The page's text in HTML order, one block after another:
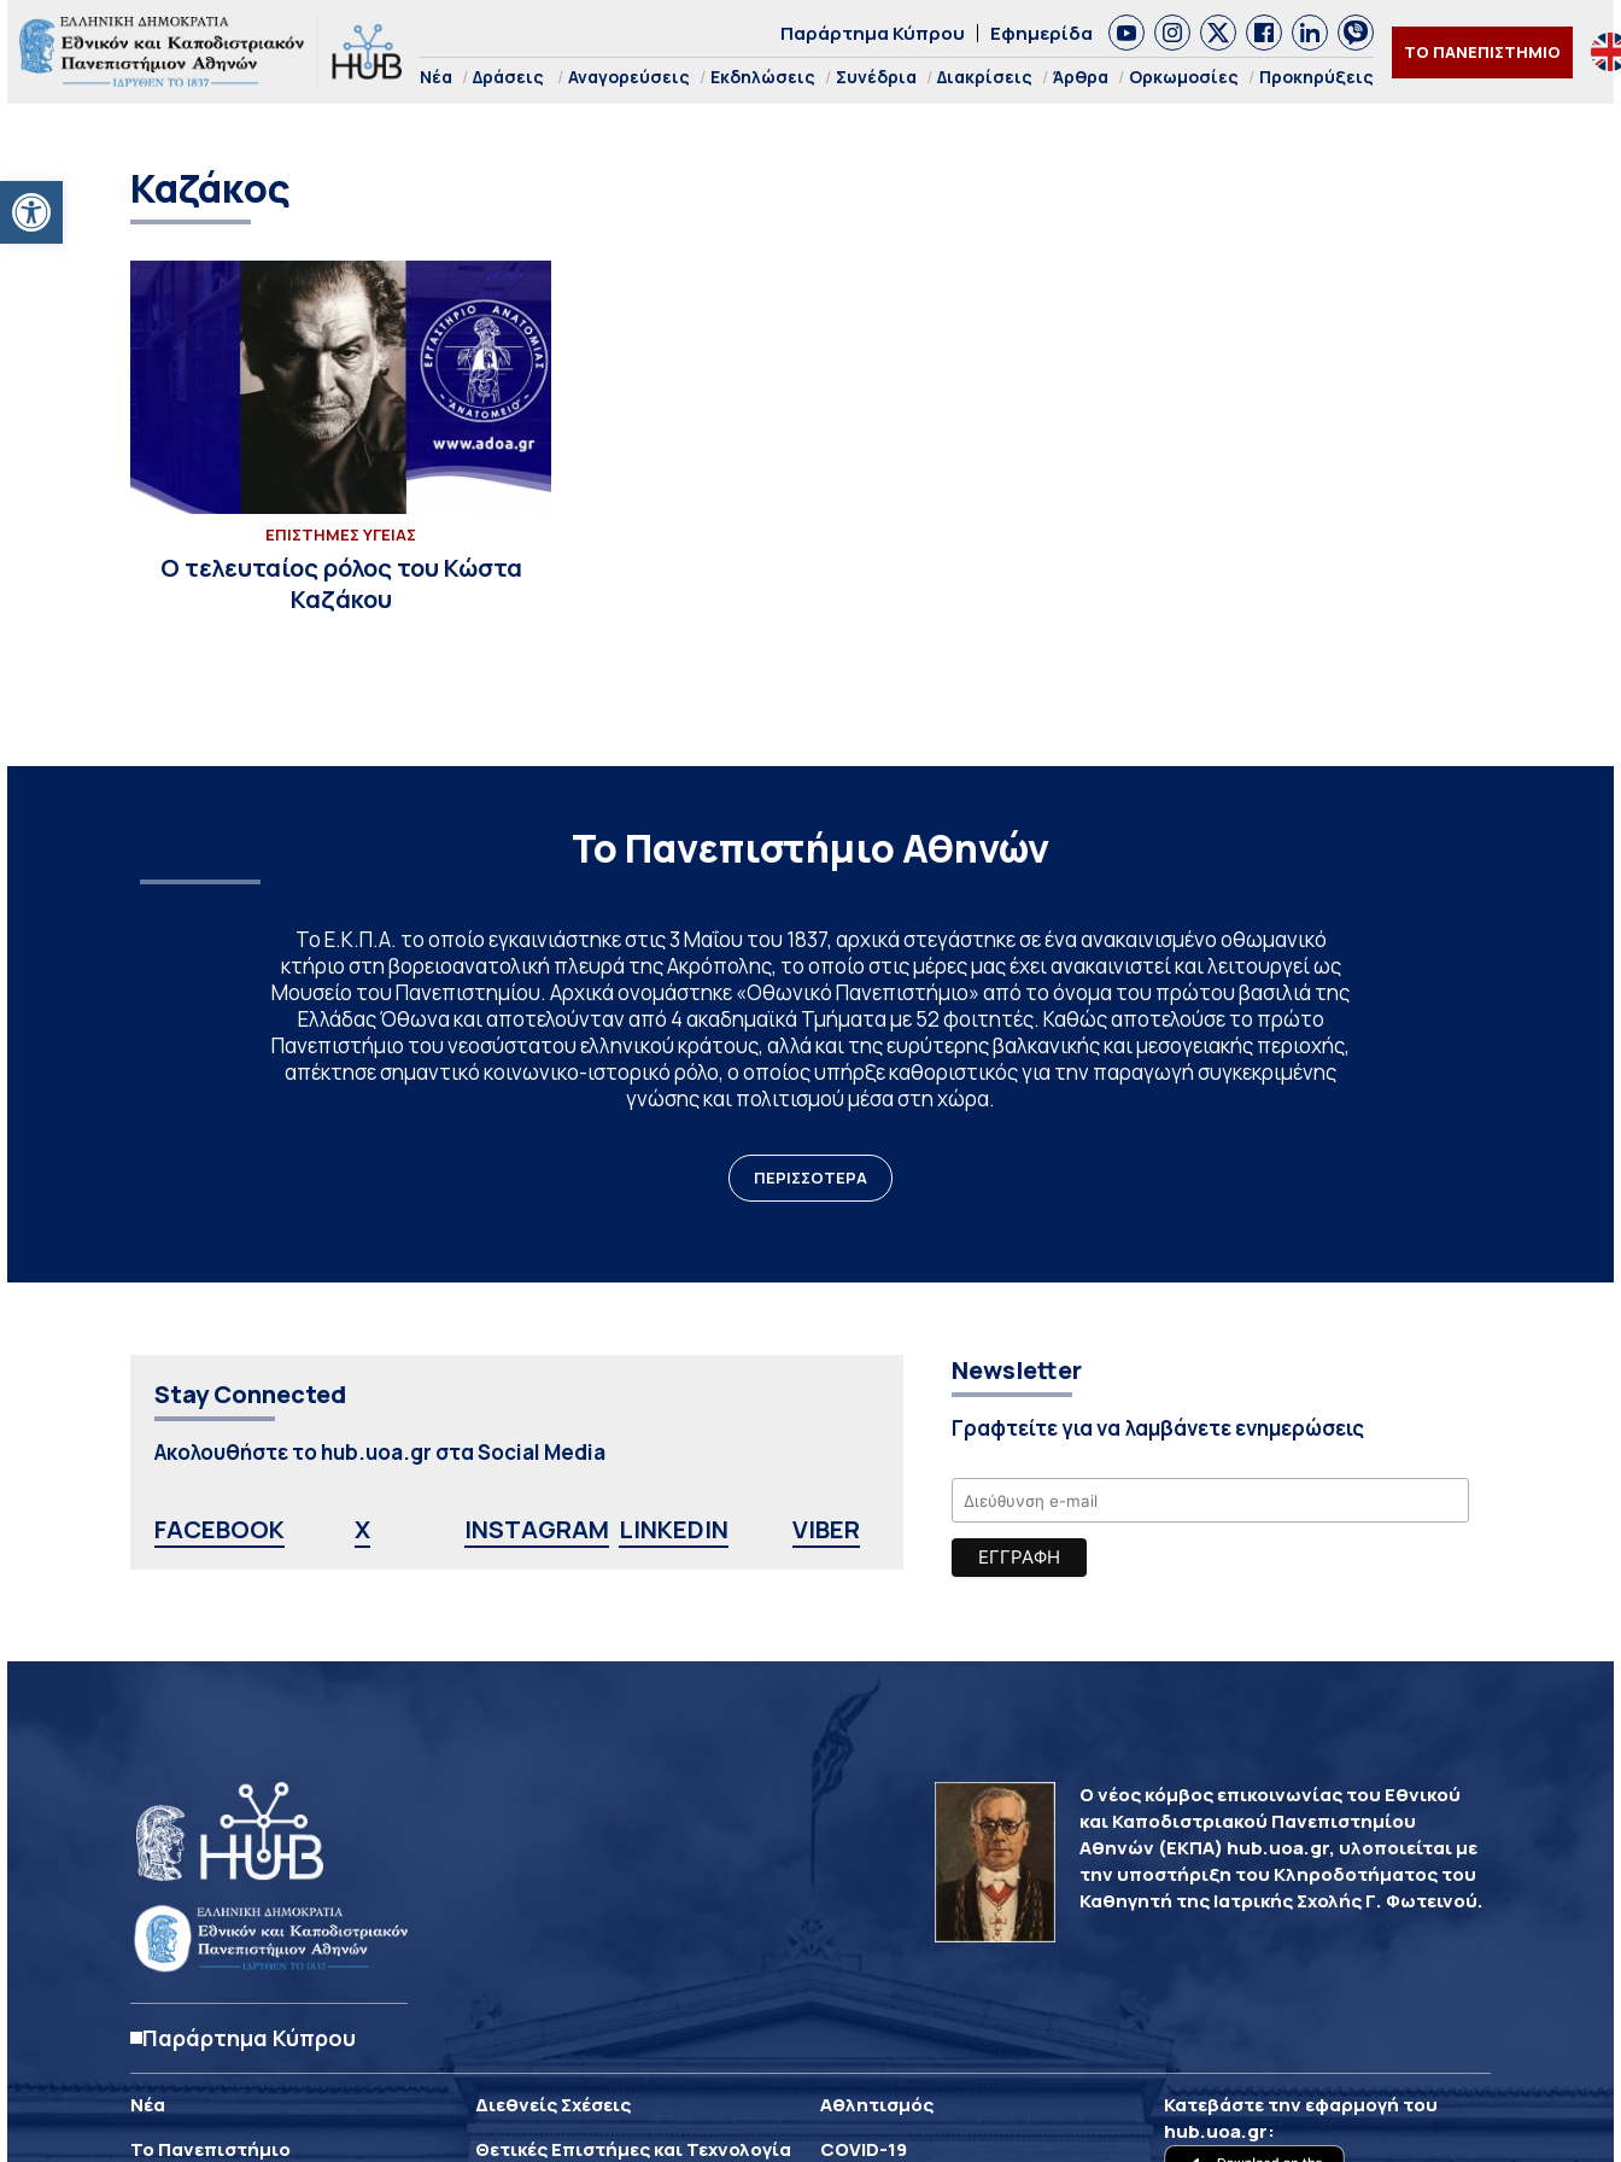
Ανοίξτε τη γραμμή εργαλείων
Παράρτημα Κύπρου Εφημερίδα
Νέα Δράσεις Αναγορεύσεις Εκδηλώσεις Συνέδρια Διακρίσεις Άρθρα Ορκωμοσίες Προκηρύξεις
ΤΟ ΠΑΝΕΠΙΣΤΗΜΙΟ
Καζάκος
ΕΠΙΣΤΗΜΕΣ ΥΓΕΙΑΣ
Ο τελευταίος ρόλος του Κώστα
Καζάκου
Το Πανεπιστήμιο Αθηνών
Το Ε.Κ.Π.Α. το οποίο εγκαινιάστηκε στις 3 Μαΐου του 1837, αρχικά στεγάστηκε σε ένα ανακαινισμένο οθωμανικό
κτήριο στη βορειοανατολική πλευρά της Ακρόπολης, το οποίο στις μέρες μας έχει ανακαινιστεί και λειτουργεί ως
Μουσείο του Πανεπιστημίου. Αρχικά ονομάστηκε «Οθωνικό Πανεπιστήμιο» από το όνομα του πρώτου βασιλιά της
Ελλάδας Όθωνα και αποτελούνταν από 4 ακαδημαϊκά Τμήματα με 52 φοιτητές. Καθώς αποτελούσε το πρώτο
Πανεπιστήμιο του νεοσύστατου ελληνικού κράτους, αλλά και της ευρύτερης βαλκανικής και μεσογειακής περιοχής,
απέκτησε σημαντικό κοινωνικο-ιστορικό ρόλο, ο οποίος υπήρξε καθοριστικός για την παραγωγή συγκεκριμένης
γνώσης και πολιτισμού μέσα στη χώρα.
ΠΕΡΙΣΣΟΤΕΡΑ
Stay Connected
Ακολουθήστε το hub.uoa.gr στα Social Media
FACEBOOK X INSTAGRAM LINKEDIN VIBER
Newsletter
Γραφτείτε για να λαμβάνετε ενημερώσεις
Παράρτημα Κύπρου
Ο νέος κόμβος επικοινωνίας του Εθνικού
και Καποδιστριακού Πανεπιστημίου
Αθηνών (ΕΚΠΑ) hub.uoa.gr, υλοποιείται με
την υποστήριξη του Κληροδοτήματος του
Καθηγητή της Ιατρικής Σχολής Γ. Φωτεινού.
Νέα
Το Πανεπιστήμιο
Διεθνείς Σχέσεις
Θετικές Επιστήμες και Τεχνολογία
Αθλητισμός
COVID-19
Κατεβάστε την εφαρμογή του
hub.uoa.gr: